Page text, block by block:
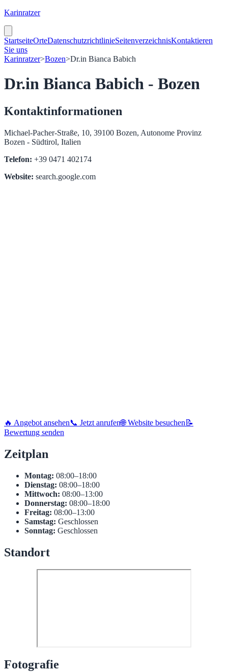
Karinratzer
StartseiteOrteDatenschutzrichtlinieSeitenverzeichnisKontaktieren
Sie uns
Karinratzer>Bozen>Dr.in Bianca Babich
Dr.in Bianca Babich - Bozen
Kontaktinformationen
Michael-Pacher-Straße, 10, 39100 Bozen, Autonome Provinz
Bozen - Südtirol, Italien
Telefon: +39 0471 402174
Website: search.google.com
🔥 Angebot ansehen📞 Jetzt anrufen🌐 Website besuchen 📝
Bewertung senden
Zeitplan
Montag: 08:00–18:00
Dienstag: 08:00–18:00
Mittwoch: 08:00–13:00
Donnerstag: 08:00–18:00
Freitag: 08:00–13:00
Samstag: Geschlossen
Sonntag: Geschlossen
Standort
Fotografie